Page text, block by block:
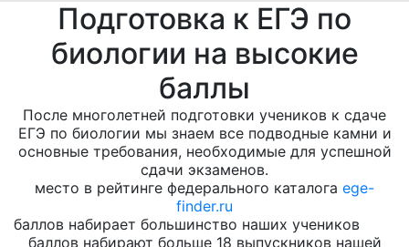
Подготовка к ЕГЭ по
биологии на высокие
баллы
После многолетней подготовки учеников к сдаче
ЕГЭ по биологии мы знаем все подводные камни и
основные требования, необходимые для успешной
сдачи экзаменов.
место в рейтинге федерального каталога ege-
finder.ru
баллов набирает большинство наших учеников
баллов набирают больше 18 выпускников нашей